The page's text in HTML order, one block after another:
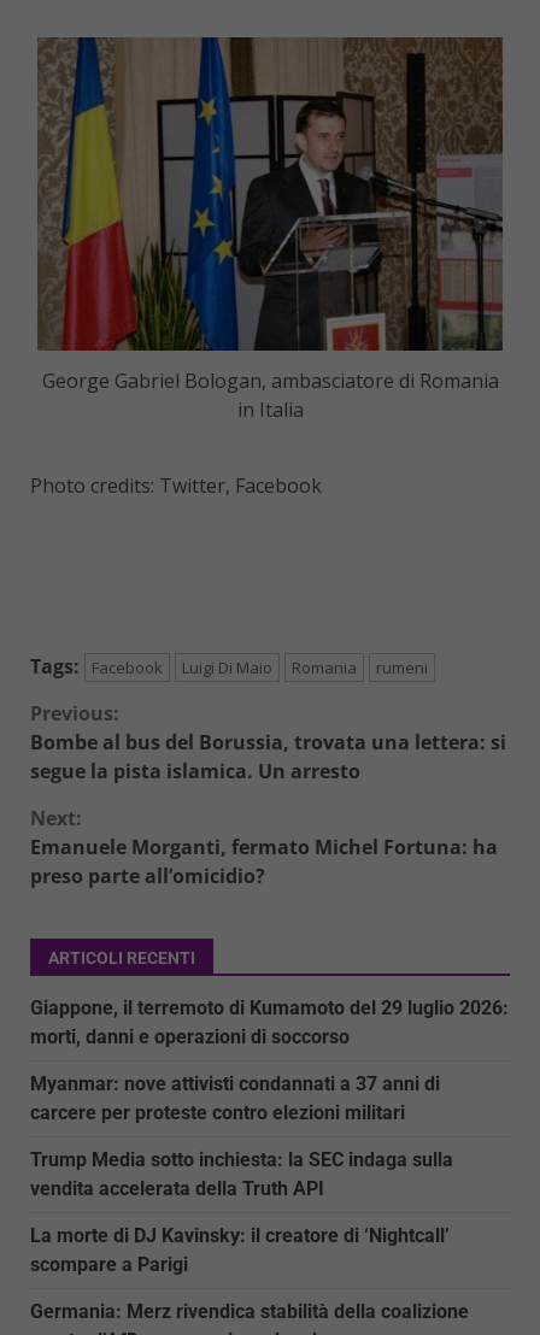
George Gabriel Bologan, ambasciatore di Romania
in Italia
Photo credits: Twitter, Facebook
Tags: Facebook Luigi Di Maio Romania rumeni
Continue
Reading
Previous:
Bombe al bus del Borussia, trovata una lettera: si
segue la pista islamica. Un arresto
Next:
Emanuele Morganti, fermato Michel Fortuna: ha
preso parte all’omicidio?
ARTICOLI RECENTI
Giappone, il terremoto di Kumamoto del 29 luglio 2026:
morti, danni e operazioni di soccorso
Myanmar: nove attivisti condannati a 37 anni di
carcere per proteste contro elezioni militari
Trump Media sotto inchiesta: la SEC indaga sulla
vendita accelerata della Truth API
La morte di DJ Kavinsky: il creatore di ‘Nightcall’
scompare a Parigi
Germania: Merz rivendica stabilità della coalizione